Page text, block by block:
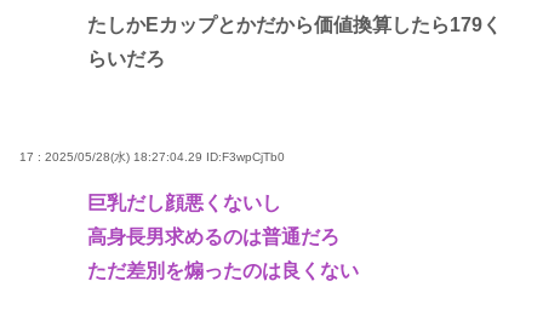
たしかEカップとかだから価値換算したら179く
らいだろ
17 : 2025/05/28(水) 18:27:04.29 ID:F3wpCjTb0
巨乳だし顔悪くないし
高身長男求めるのは普通だろ
ただ差別を煽ったのは良くない